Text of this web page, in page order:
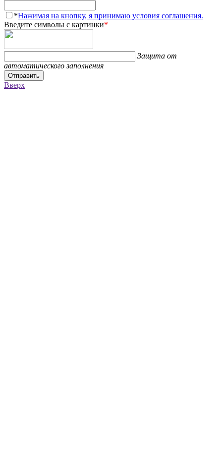
*Нажимая на кнопку, я принимаю условия соглашения.
Введите символы с картинки*
Защита от
автоматического заполнения
Отправить
Вверх